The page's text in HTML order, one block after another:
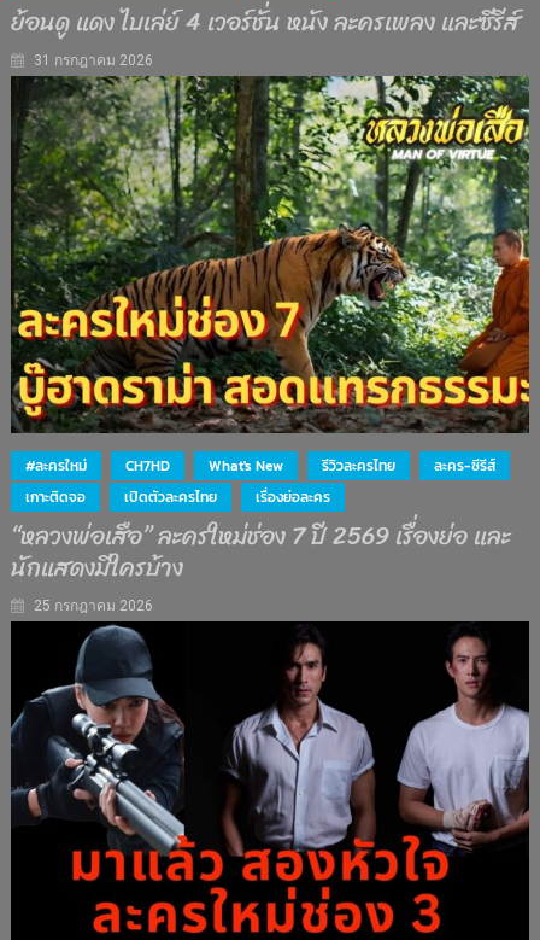
ย้อนดู แดง ไบเล่ย์ 4 เวอร์ชั่น หนัง ละครเพลง และซีรีส์
31 กรกฎาคม 2026
#ละครใหม่ CH7HD What's New รีวิวละครไทย
ละคร-ซีรีส์
เกาะติดจอ
เปิดตัวละครไทย เรื่องย่อละคร
“หลวงพ่อเสือ” ละครใหม่ช่อง 7 ปี 2569 เรื่องย่อ และ
นักแสดงมีใครบ้าง
25 กรกฎาคม 2026